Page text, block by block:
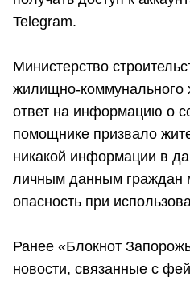
Telegram.
Министерство
жилищно-коммунального
ответ на информацию о
помощнике призвало
никакой информации в
личным данным граждан
опасность при
Ранее «Блокнот
новости, связанные с